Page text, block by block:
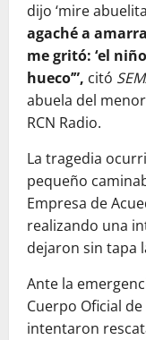
dijo ‘mire
agaché a
me gritó: ‘el
hueco’”, citó
abuela del
RCN Radio.
La tragedia
pequeño
Empresa de
realizando una
dejaron sin tapa
Ante la
Cuerpo Oficial
intentaron